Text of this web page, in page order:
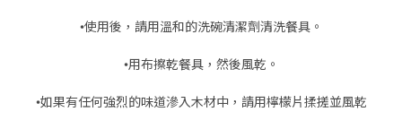
•使用後，請用溫和的洗碗清潔劑清洗餐具。
•用布擦乾餐具，然後風乾。
•如果有任何強烈的味道滲入木材中，請用檸檬片揉搓並風乾